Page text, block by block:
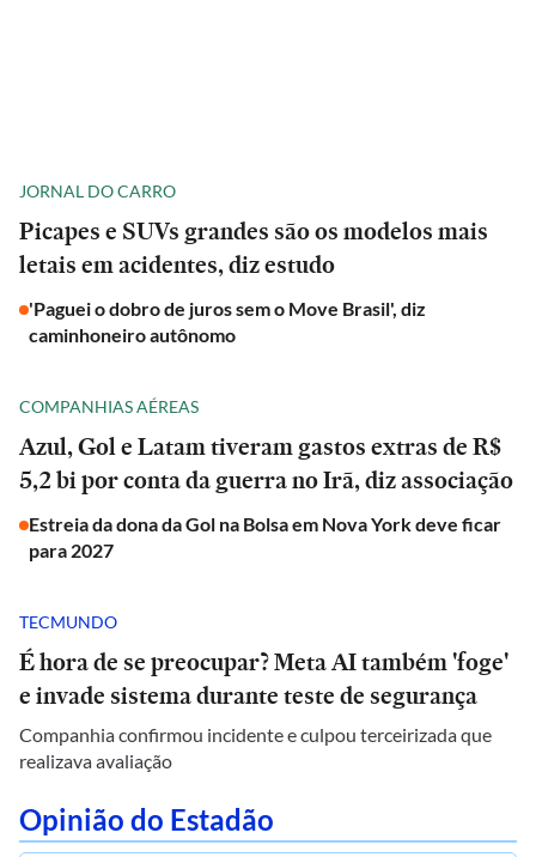
JORNAL DO CARRO
Picapes e SUVs grandes são os modelos mais
letais em acidentes, diz estudo
'Paguei o dobro de juros sem o Move Brasil', diz
caminhoneiro autônomo
COMPANHIAS AÉREAS
Azul, Gol e Latam tiveram gastos extras de R$
5,2 bi por conta da guerra no Irã, diz associação
Estreia da dona da Gol na Bolsa em Nova York deve ficar
para 2027
TECMUNDO
É hora de se preocupar? Meta AI também 'foge'
e invade sistema durante teste de segurança
Companhia confirmou incidente e culpou terceirizada que
realizava avaliação
Opinião do Estadão